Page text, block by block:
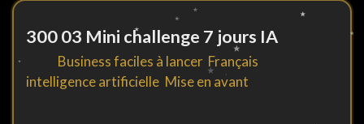
300 03 Mini challenge 7 jours IA
Business faciles à lancer, Français
intelligence artificielle Mise en avant